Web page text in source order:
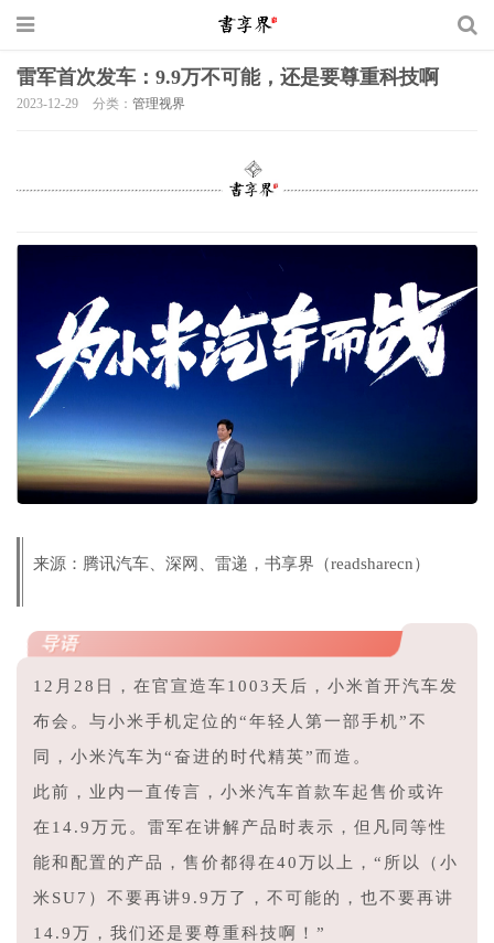
雷军首次发车：9.9万不可能，还是要尊重科技啊
2023-12-29 分类： 管理视界
版权声明
来源：腾讯汽车、深网、雷递，书享界（readsharecn）
导语
12月28日，在官宣造车1003天后，小米首开汽车发
布会。与小米手机定位的“年轻人第一部手机”不
同，小米汽车为“奋进的时代精英”而造。
此前，业内一直传言，小米汽车首款车起售价或许
在14.9万元。雷军在讲解产品时表示，但凡同等性
能和配置的产品，售价都得在40万以上，“所以（小
米SU7）不要再讲9.9万了，不可能的，也不要再讲
14.9万，我们还是要尊重科技啊！”